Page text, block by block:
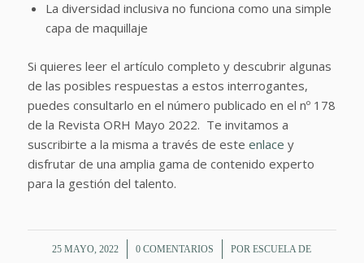
La diversidad inclusiva no funciona como una simple
capa de maquillaje
Si quieres leer el artículo completo y descubrir algunas
de las posibles respuestas a estos interrogantes,
puedes consultarlo en el número publicado en el nº 178
de la Revista ORH Mayo 2022. Te invitamos a
suscribirte a la misma a través de este enlace y
disfrutar de una amplia gama de contenido experto
para la gestión del talento.
25 MAYO, 2022
/ 0 COMENTARIOS
/ PORESCUELA DE